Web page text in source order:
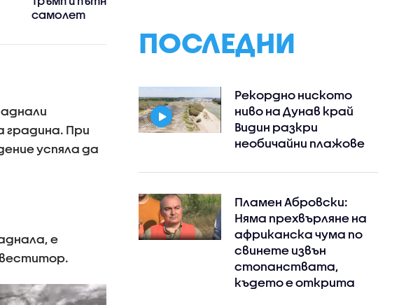
самолет
градина. При
успяла да
е
ПОСЛЕДНИ
Рекордно ниското
ниво на Дунав край
Видин разкри
необичайни плажове
Пламен Абровски:
Няма прехвърляне на
африканска чума по
свинете извън
стопанствата,
където е открита